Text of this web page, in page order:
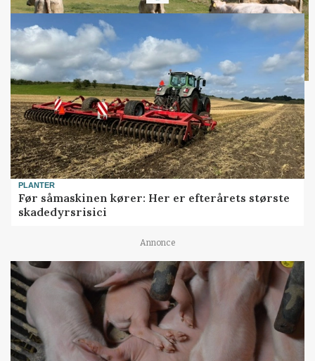
PLANTER
Før såmaskinen kører: Her er efterårets største
skadedyrsrisici
Annonce